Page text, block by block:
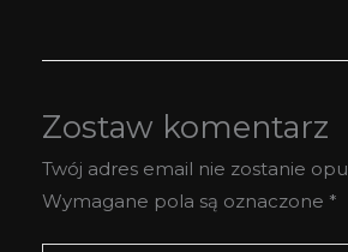
Zostaw komentarz
Twój adres email nie zostanie
Wymagane pola są oznaczone *